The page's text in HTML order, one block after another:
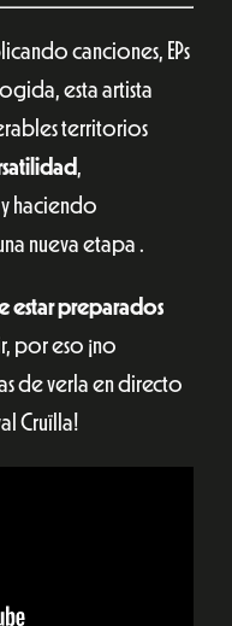
canciones, EPs
esta artista
territorios
,
haciendo
nueva etapa .
estar preparados
por eso ¡no
de verla en directo
Cruïlla!